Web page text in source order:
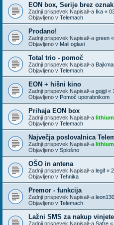
EON box, Serije brez oznak
Zadnji prispevek Napisal/-a Ika «
Objavljeno v Telemach
Prodano!
Zadnji prispevek Napisal/-a green «
Objavljeno v Mali oglasi
Total trio - pomoč
Zadnji prispevek Napisal/-a
Objavljeno v Telemach
EON + hišni kino
Zadnji prispevek Napisal/-a gojgl «
Objavljeno v Pomoč uporabnikom
Prihaja EON box
Zadnji prispevek Napisal/-a lithium
Objavljeno v Telemach
Največja poslovalnica
Zadnji prispevek Napisal/-a lithium
Objavljeno v Splošno
OŠO in antena
Zadnji prispevek Napisal/-a legif «
Objavljeno v Tehnika
Premor - funkcija
Zadnji prispevek Napisal/-a
Objavljeno v Telemach
Lažni SMS za nakup
Zadnji prispevek Napisal/-a Safre «